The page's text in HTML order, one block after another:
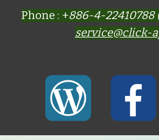
Phone : +886-4-22410788
service@click-